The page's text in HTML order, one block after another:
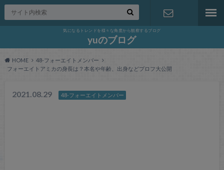
気になるトレンドを様々な角度から観察するブログ
yuのブログ
HOME
48-フォーエイトメンバー
フォーエイトアミカの身長は？本名や年齢、出身などプロフ大公開
2021.08.29 48-フォーエイトメンバー